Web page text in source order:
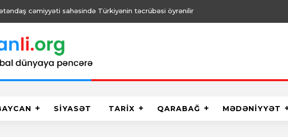
cəmiyyəti sahəsində Türkiyənin təcrübəsi öyrənilir
SİYASƏT TARİX QARABAĞ MƏDƏNİYYƏT